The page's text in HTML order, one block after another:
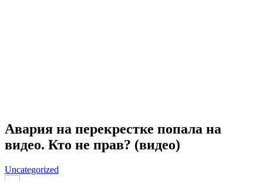
Авария на перекрестке попала на
видео. Кто не прав? (видео)
Uncategorized